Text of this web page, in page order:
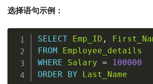
选择语句示例：
SELECT Emp_ID ,
FROM
Employee_details
WHERE
Salary =
100000
ORDER BY Last_Name